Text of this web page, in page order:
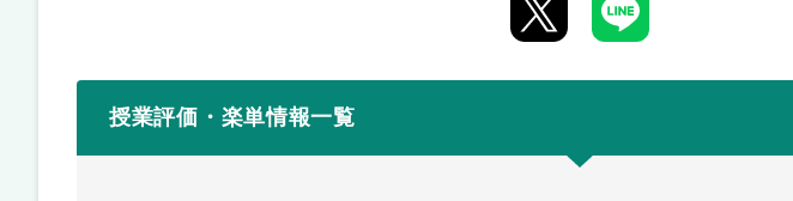
授業評価・楽単情報一覧